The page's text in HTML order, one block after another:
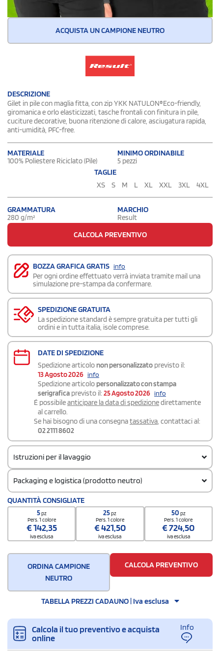
ACQUISTA UN CAMPIONE NEUTRO
DESCRIZIONE
Gilet in pile con maglia fitta, con zip YKK NATULON®Eco-friendly,
giromanica e orlo elasticizzati, tasche frontali con finitura in pile,
cuciture decorative, buona ritenzione di calore, asciugatura rapida,
anti-umidità, PFC-free.
MATERIALE
100% Poliestere Riciclato (Pile)
MINIMO ORDINABILE
5 pezzi
TAGLIE
XS
S M L XL XXL 3XL 4XL
GRAMMATURA
280 g/m²
MARCHIO
Result
CALCOLA PREVENTIVO
BOZZA GRAFICA GRATIS info
Per ogni ordine effettuato verrà inviata tramite mail una
simulazione pre-stampa da confermare.
SPEDIZIONE GRATUITA
La spedizione standard è sempre gratuita per tutti gli
ordini e in tutta italia, isole comprese.
DATE DI SPEDIZIONE
Spedizione articolo non personalizzato previsto il:
13 Agosto 2026 info
Spedizione articolo personalizzato con stampa
serigrafica previsto il: 25 Agosto 2026 info
É possibileanticipare la data di spedizionedirettamente
al carrello.
Se hai bisogno di una consegnatassativa, contattaci al:
02 2111 8602
Istruzioni per il lavaggio
Packaging e logistica (prodotto neutro)
Codice doganale
61033900
Quantità per confezione
Quantità per scatola
20
QUANTITÀ CONSIGLIATE
5pz
Pers. 1 colore
€142,35
iva esclusa
25pz
Pers. 1 colore
€421,50
iva esclusa
50 pz
Pers. 1 colore
€724,50
iva esclusa
ORDINA CAMPIONE
NEUTRO
CALCOLA PREVENTIVO
TABELLA PREZZI CADAUNO | Iva esclusa
Calcola il tuo preventivo e acquista
online
Info